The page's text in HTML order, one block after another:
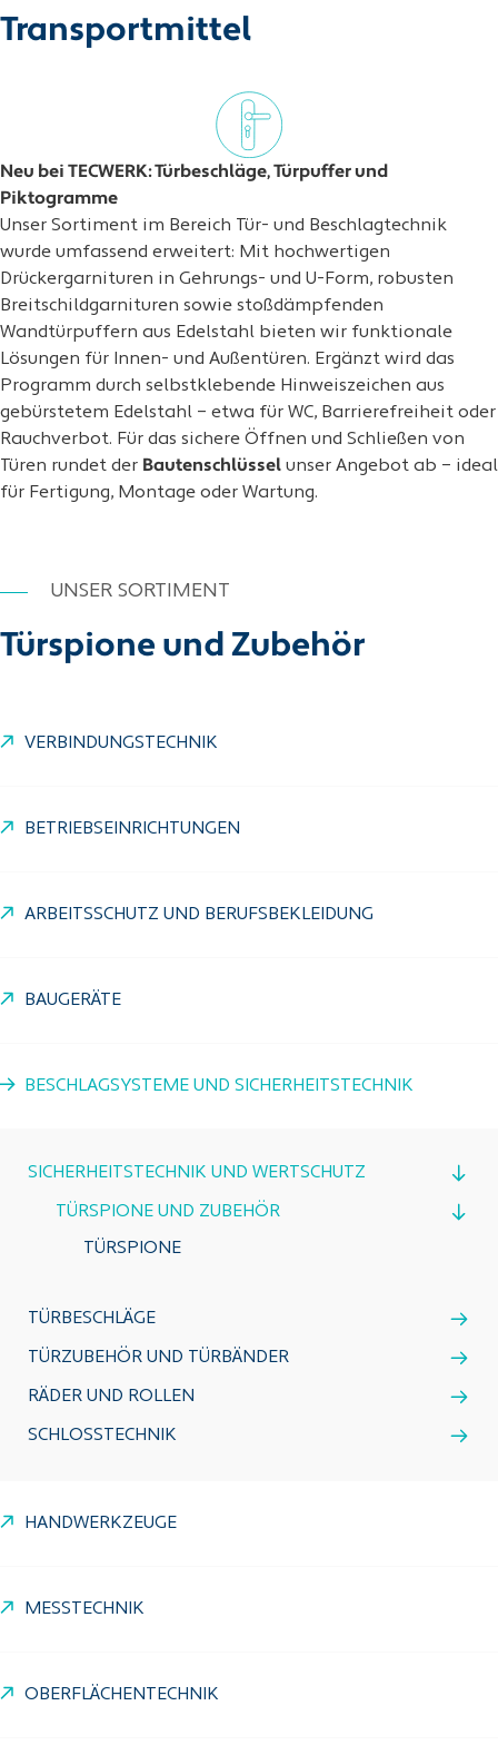
Transportmittel
Neu bei TECWERK: Türbeschläge, Türpuffer und
Piktogramme
Unser Sortiment im Bereich Tür- und Beschlagtechnik
wurde umfassend erweitert: Mit hochwertigen
Drückergarnituren in Gehrungs- und U-Form, robusten
Breitschildgarnituren sowie stoßdämpfenden
Wandtürpuffern aus Edelstahl bieten wir funktionale
Lösungen für Innen- und Außentüren. Ergänzt wird das
Programm durch selbstklebende Hinweiszeichen aus
gebürstetem Edelstahl – etwa für WC, Barrierefreiheit oder
Rauchverbot. Für das sichere Öffnen und Schließen von
Türen rundet der Bautenschlüssel unser Angebot ab – ideal
für Fertigung, Montage oder Wartung.
UNSER SORTIMENT
Türspione und Zubehör
VERBINDUNGSTECHNIK
BETRIEBSEINRICHTUNGEN
ARBEITSSCHUTZ UND BERUFSBEKLEIDUNG
BAUGERÄTE
BESCHLAGSYSTEME UND SICHERHEITSTECHNIK
SICHERHEITSTECHNIK UND WERTSCHUTZ
TÜRSPIONE UND ZUBEHÖR
TÜRSPIONE
TÜRBESCHLÄGE
TÜRZUBEHÖR UND TÜRBÄNDER
RÄDER UND ROLLEN
SCHLOSSTECHNIK
HANDWERKZEUGE
MESSTECHNIK
OBERFLÄCHENTECHNIK